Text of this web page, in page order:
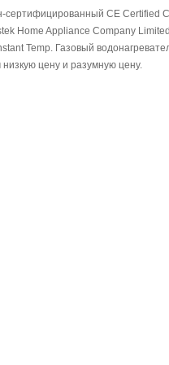
сертифицированный CE Certified
Home Appliance Company
Temp. Газовый
низкую цену и разумную цену.